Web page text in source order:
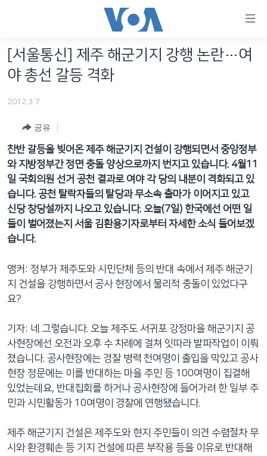
가
능
인
텐
한반도
세계
VOD
라디오
프로그램
주파수 안내
FOLLOW US
언어 선택
[서울통신] 제주 해군기지 강행 논란…여
야 총선 갈등 격화
2012.3.7
공유
찬반 갈등을 빚어온 제주 해군기지 건설이 강행되면서 중앙정부
와 지방정부간 정면 충돌 양상으로까지 번지고 있습니다. 4월11
일 국회의원 선거 공천 결과로 여야 각 당의 내분이 격화되고 있
습니다. 공천 탈락자들의 탈당과 무소속 출마가 이어지고 있고
신당 창당설까지 나오고 있습니다. 오늘(7일) 한국에선 어떤 일
들이 벌어졌는지 서울 김환용기자로부터 자세한 소식 들어보겠
습니다.
앵커: 정부가 제주도와 시민단체 등의 반대 속에서 제주 해군기
지 건설을 강행하면서 공사 현장에서 물리적 충돌이 있었다구
요?
기자: 네 그렇습니다. 오늘 제주도 서귀포 강정마을 해군기지 공
사현장에선 오전과 오후 수 차례에 걸쳐 잇따라 발파작업이 이뤄
졌습니다. 공사현장에는 경찰 병력 천여명이 출입을 막았고 공사
현장 정문에는 이를 반대하는 마을 주민 등 100여명이 집결해
있었는데요, 반대집회를 하거나 공사현장에 들어가려 한 일부 주
민과 시민활동가 10여명이 경찰에 연행됐습니다.
제주 해군기지 건설은 제주도와 현지 주민들이 의견 수렴절차 무
시와 환경훼손 등 기지 건설에 따른 부작용 등을 이유로 반대해